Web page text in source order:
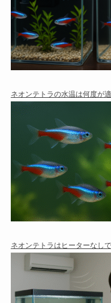
ネオンテトラの水温は何度が
ネオンテトラはヒーターなし